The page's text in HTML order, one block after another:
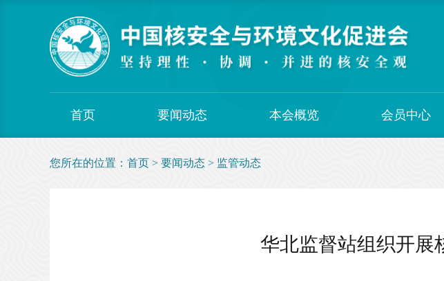
首页 要闻动态 本会概览 会员中心
您所在的位置： 首页 > 要闻动态 > 监管动态
华北监督站组织开展